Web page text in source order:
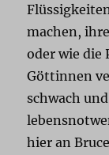
machen,
oder wie die
Göttinnen
schwach
hier an